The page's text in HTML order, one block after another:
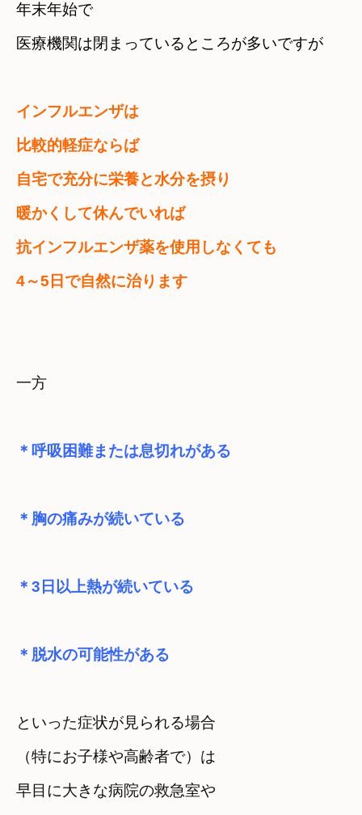
年末年始で
医療機関は閉まっているところが多いですが
インフルエンザは
比較的軽症ならば
自宅で充分に栄養と水分を摂り
暖かくして休んでいれば
抗インフルエンザ薬を使用しなくても
4～5日で自然に治ります
一方
＊呼吸困難または息切れがある
＊胸の痛みが続いている
＊3日以上熱が続いている
＊脱水の可能性がある
といった症状が見られる場合
（特にお子様や高齢者で）は
早目に大きな病院の救急室や